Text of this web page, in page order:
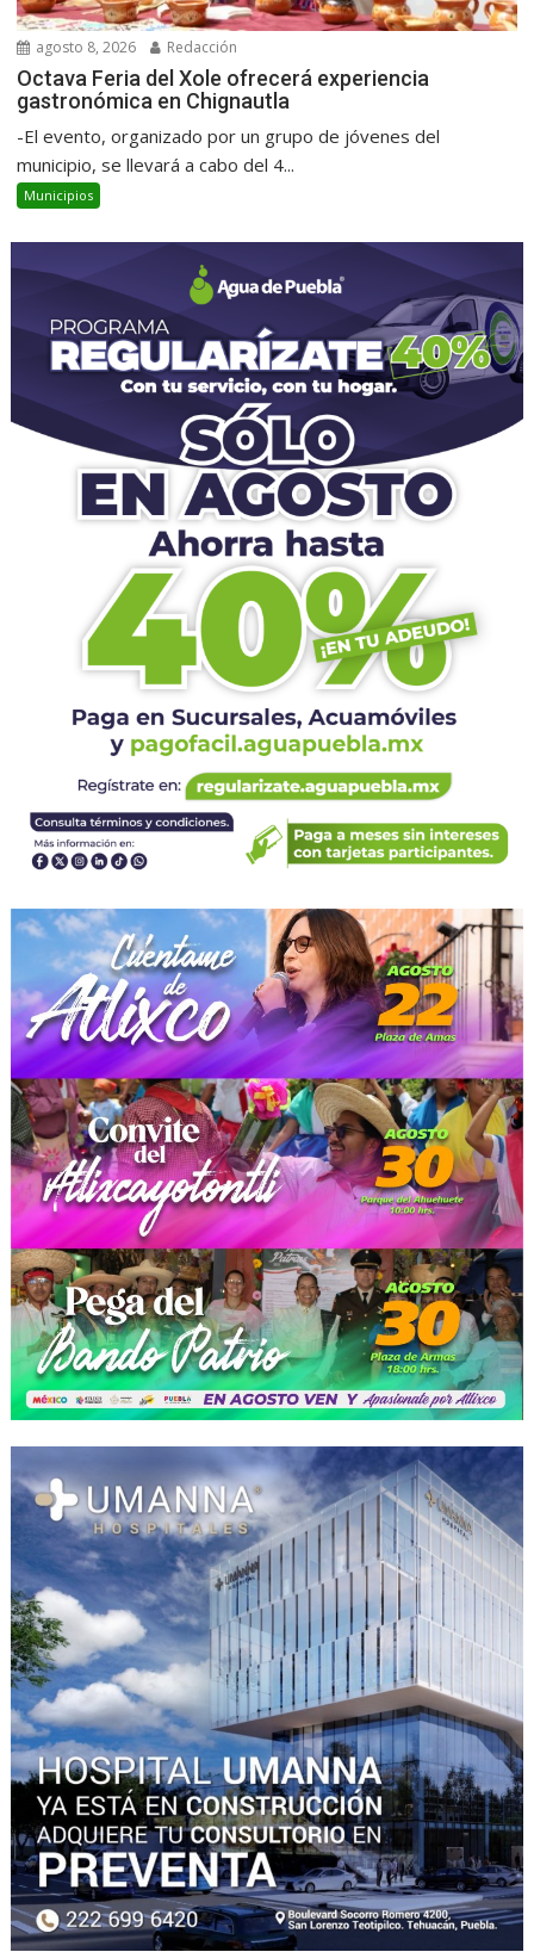
agosto 8, 2026 Redacción
Octava Feria del Xole ofrecerá experiencia
gastronómica en Chignautla
-El evento, organizado por un grupo de jóvenes del
municipio, se llevará a cabo del 4...
Municipios